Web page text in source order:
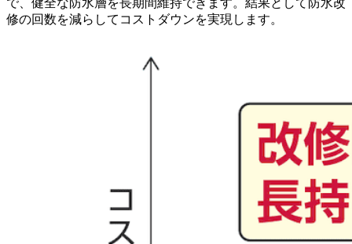
で、健全な防水層を長期間維持できます。結果として防水改
修の回数を減らしてコストダウンを実現します。